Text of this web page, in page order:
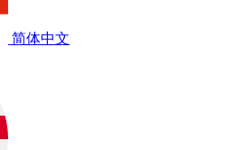
简体中文